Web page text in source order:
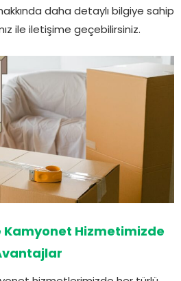
daha detaylı bilgiye sahip
ile iletişime geçebilirsiniz.
Kamyonet Hizmetimizde